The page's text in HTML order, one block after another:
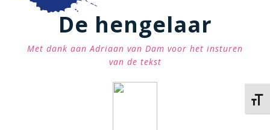
De hengelaar
Met dank aan Adriaan van Dam voor het insturen
van de tekst